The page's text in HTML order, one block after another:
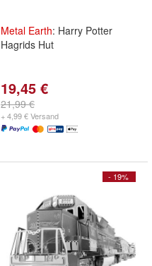
Metal Earth: Harry Potter
Hagrids Hut
19,45 €
21,99 €
+ 4,99 € Versand
- 19%